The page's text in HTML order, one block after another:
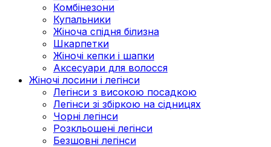
Комбінезони
Купальники
Жіноча спідня білизна
Шкарпетки
Жіночі кепки і шапки
Аксесуари для волосся
Жіночі лосини і легінси
Легінси з високою посадкою
Легінси зі збіркою на сідницях
Чорні легінси
Розкльошені легінси
Безшовні легінси